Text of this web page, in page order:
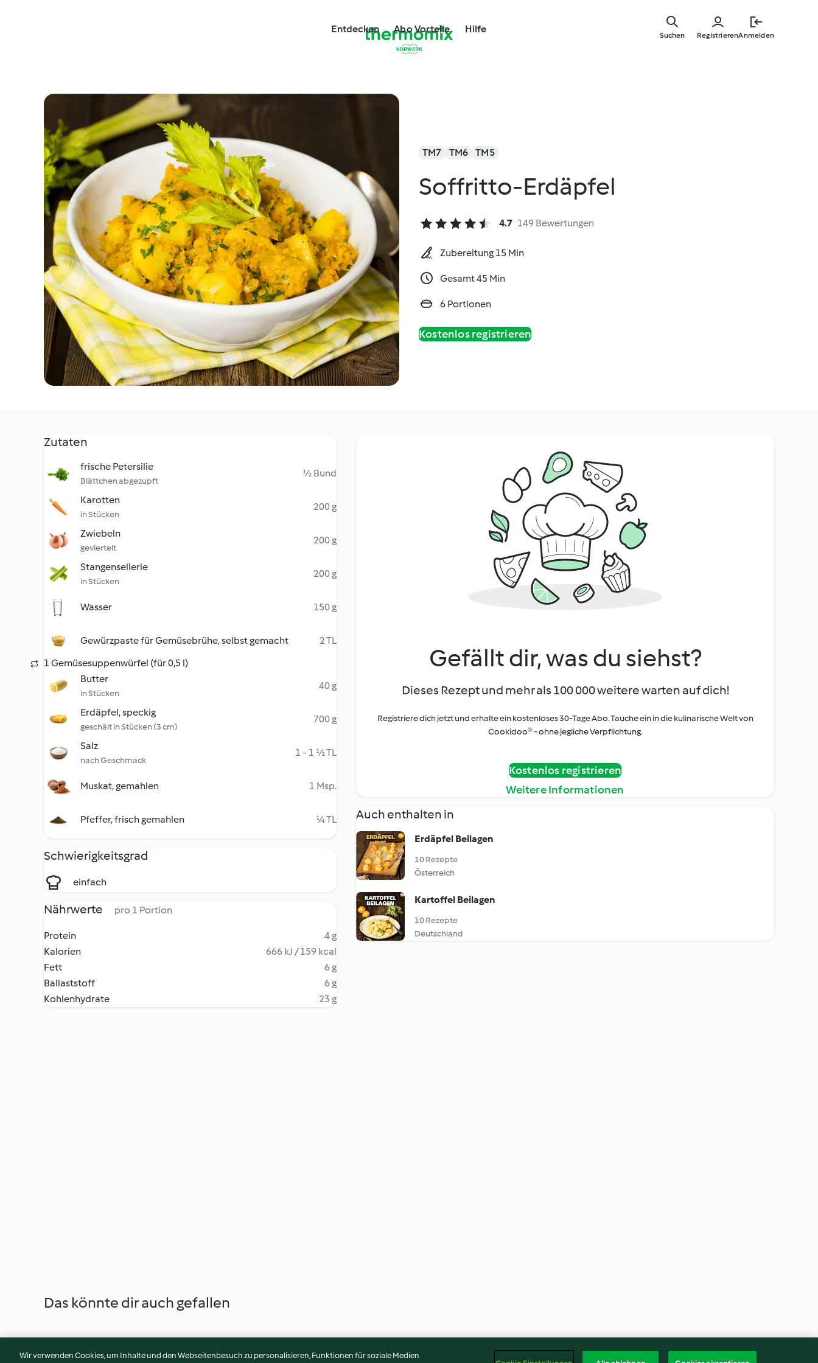
springen
Entdecken Abo Vorteile Hilfe
RegistrierenAnmelden
Suchen
TM7 TM6 TM5
Soffritto-Erdäpfel
4.7 149 Bewertungen
Zubereitung 15 Min
Gesamt 45 Min
6 Portionen
Kostenlos registrieren
Zutaten
frische Petersilie
Blättchen abgezupft
½ Bund
Karotten
in Stücken
200 g
Zwiebeln
geviertelt
200 g
Stangensellerie
in Stücken
200 g
Wasser 150 g
Gewürzpaste für Gemüsebrühe, selbst gemacht
2 TL
1 Gemüsesuppenwürfel (für 0,5 l)
Butter
in Stücken
40 g
Erdäpfel, speckig
geschält in Stücken (3 cm)
700 g
Salz
nach Geschmack
1 - 1 ½ TL
Muskat, gemahlen 1 Msp.
Pfeffer, frisch gemahlen ¼ TL
Schwierigkeitsgrad
einfach
Nährwerte pro 1 Portion
Protein
4 g
Kalorien
666 kJ / 159 kcal
Fett
6 g
Ballaststoff
6 g
Kohlenhydrate
23 g
Gefällt dir, was du siehst?
Dieses Rezept und mehr als 100 000 weitere warten auf dich!
Registriere dich jetzt und erhalte ein kostenloses 30-Tage Abo. Tauche ein in die kulinarische Welt von
Cookidoo® - ohne jegliche Verpflichtung.
Kostenlos registrieren
Weitere Informationen
Auch enthalten in
Erdäpfel Beilagen
10 Rezepte
Österreich
Kartoffel Beilagen
10 Rezepte
Deutschland
Das könnte dir auch gefallen
Wir verwenden Cookies, um Inhalte und den Webseitenbesuch zu personalisieren, Funktionen für soziale Medien